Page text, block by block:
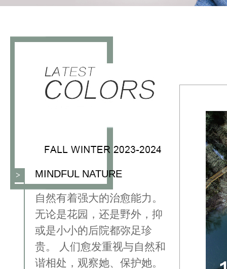
> MINDFUL NATURE
⾃然有着强⼤的治愈能⼒。
⽆论是花园，还是野外，抑
或是⼩⼩的后院都弥足珍
贵。 人们愈发重视与⾃然和
谐相处，观察她、保护她。